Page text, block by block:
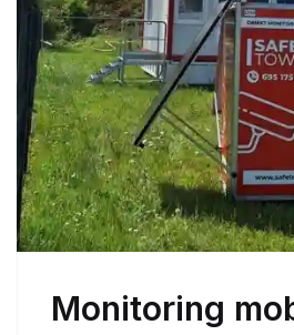
Monitoring